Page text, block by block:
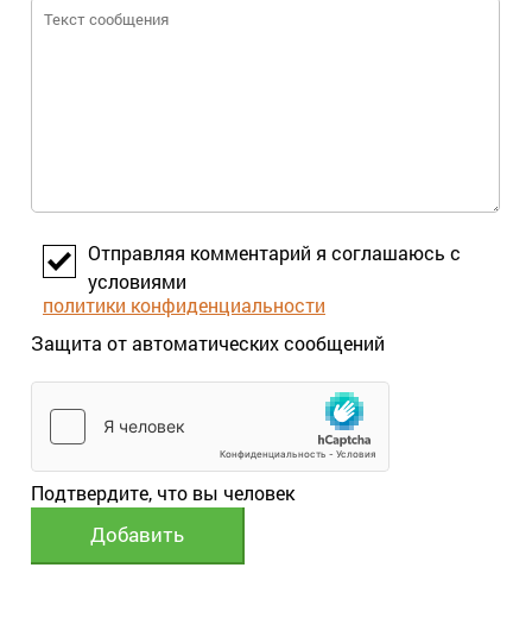
Отправляя комментарий я соглашаюсь с
условиями
политики конфиденциальности
Защита от автоматических сообщений
Подтвердите, что вы человек